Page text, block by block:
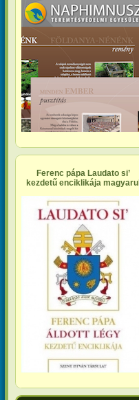
Ferenc pápa Laudato si’
kezdetű enciklikája magyarul